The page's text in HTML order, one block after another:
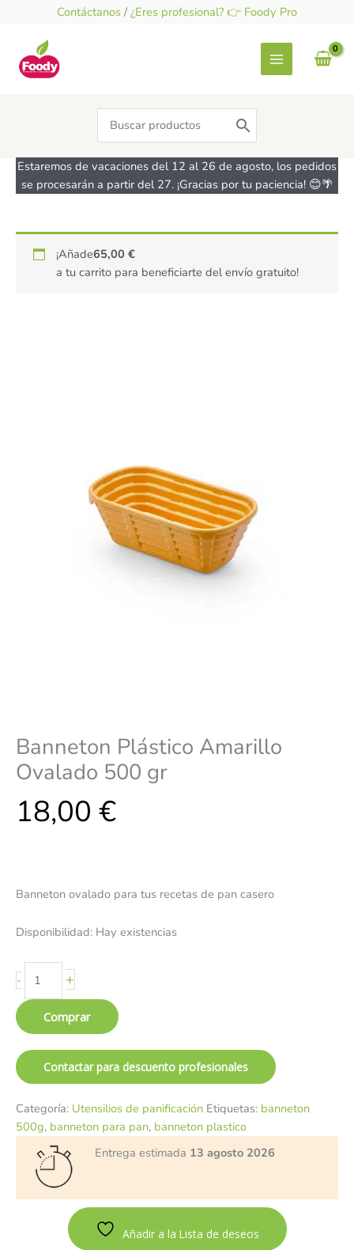
contenido
Contáctanos / ¿Eres profesional? 👉 Foody Pro
Search
for:
Estaremos de vacaciones del 12 al 26 de agosto, los pedidos
se procesarán a partir del 27. ¡Gracias por tu paciencia! 😊🌴
¡Añade65,00€
a tu carrito para beneficiarte del envío gratuito!
Banneton Plástico Amarillo
Ovalado 500 gr
18,00 €
Banneton ovalado para tus recetas de pan casero
Disponibilidad: Hay existencias
-
Banneton
Plástico
Amarillo
+
Comprar
Contactar para descuento profesionales
Categoría: Utensilios de panificación Etiquetas: banneton
500g, banneton para pan, banneton plastico
Entrega estimada 13 agosto 2026
Añadir a la Lista de deseos